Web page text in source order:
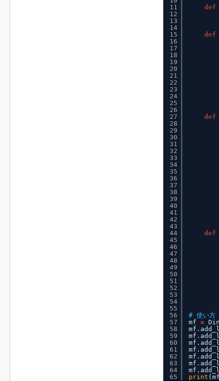
11
12
13
14
15
16
17
18
19
20
21
22
23
24
25
26
27
28
29
30
31
32
33
34
35
36
37
38
39
40
41
42
43
44
45
46
47
48
49
50
51
52
53
54
55
56
57
58
59
60
61
62
63
64
65
def
def
def
def
# 使い方
mf =
print